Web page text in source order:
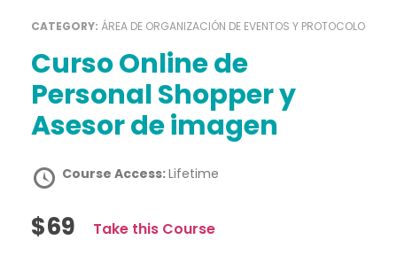
CATEGORY: ÁREA DE ORGANIZACIÓN DE EVENTOS Y PROTOCOLO
Curso Online de
Personal Shopper y
Asesor de imagen
Course Access:Lifetime
$69 Take this Course